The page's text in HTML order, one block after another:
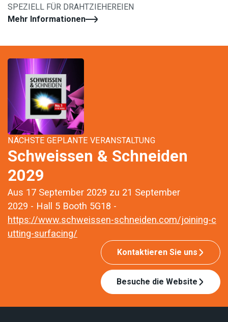
SPEZIELL FÜR DRAHTZIEHEREIEN
Mehr Informationen
NÄCHSTE GEPLANTE VERANSTALTUNG
Schweissen & Schneiden
2029
Aus 17 September 2029 zu 21 September
2029 - Hall 5 Booth 5G18 -
https://www.schweissen-schneiden.com/joining-c
utting-surfacing/
Kontaktieren Sie uns
Besuche die Website